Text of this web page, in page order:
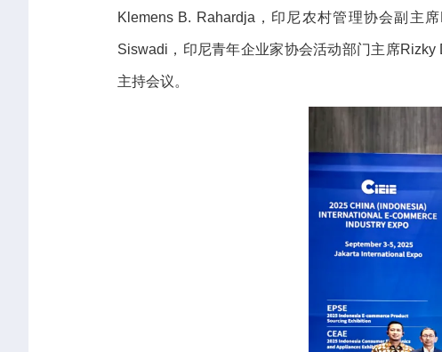
Klemens B. Rahardja，印尼农村管理协会副主
Siswadi，印尼青年企业家协会活动部门主席
主持会议。